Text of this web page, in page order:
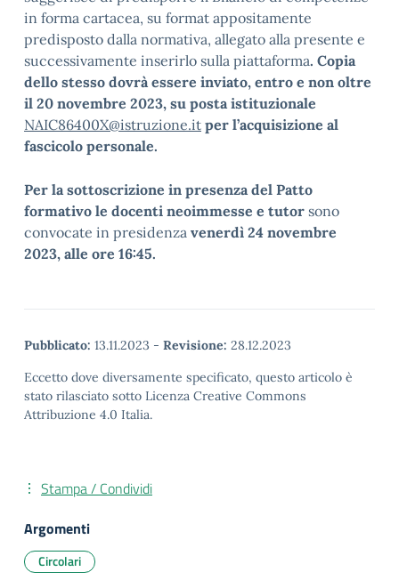
in forma cartacea, su format appositamente
predisposto dalla normativa, allegato alla presente e
successivamente inserirlo sulla piattaforma. Copia
dello stesso dovrà essere inviato, entro e non oltre
il 20 novembre 2023, su posta istituzionale
NAIC86400X@istruzione.it per l’acquisizione al
fascicolo personale.
Per la sottoscrizione in presenza del Patto
formativo le docenti neoimmesse e tutor sono
convocate in presidenza venerdì 24 novembre
2023, alle ore 16:45.
Pubblicato: 13.11.2023 - Revisione: 28.12.2023
Eccetto dove diversamente specificato, questo articolo è
stato rilasciato sotto Licenza Creative Commons
Attribuzione 4.0 Italia.
Stampa / Condividi
Argomenti
Circolari